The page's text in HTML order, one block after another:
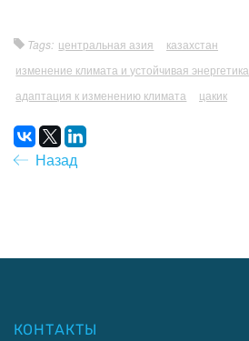
Tags: центральная азия
казахстан
изменение климата и устойчивая энергетика
адаптация к изменению климата
цакик
Назад
КОНТАКТЫ